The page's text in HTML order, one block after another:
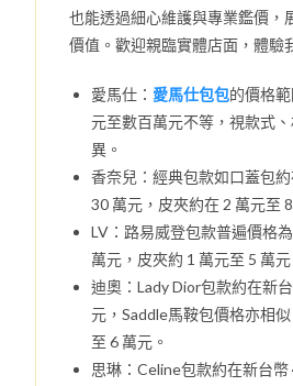
也能透過細心維護與專業鑑價，
價值。歡迎親臨實體店面，體驗
愛馬仕： 愛馬仕包包的價格
元至數百萬元不等，視款式
異。
香奈兒：經典包款如口蓋包
30 萬元，皮夾約在 2 萬元至 8
LV：路易威登包款普遍價格
萬元，皮夾約 1 萬元至 5 萬元
迪奧：Lady Dior包款約在新
元，Saddle馬鞍包價格亦相
至 6 萬元。
思琳：Celine包款約在新台幣